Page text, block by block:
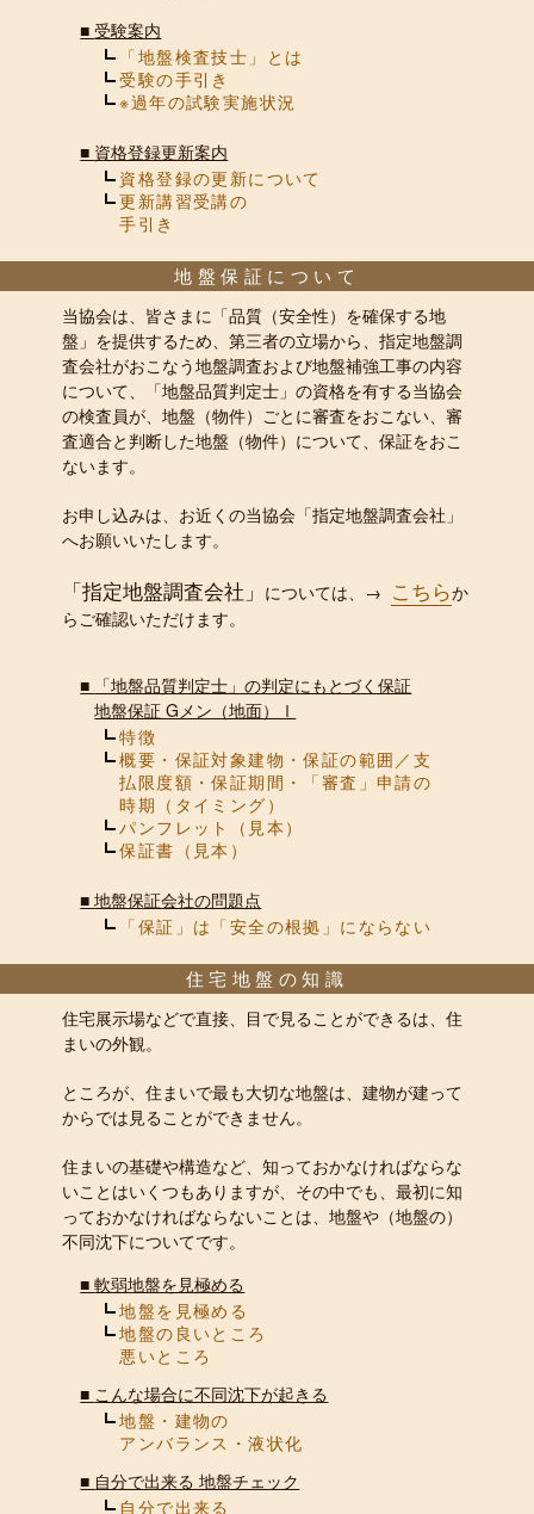
■受験案内
「地盤検査技士」とは
受験の手引き
※過年の試験実施状況
■ 資格登録更新案内
資格登録の更新について
更新講習受講の
手引き
地盤保証について
当協会は、皆さまに「品質（安全性）を確保する地
盤」を提供するため、第三者の立場から、指定地盤調
査会社がおこなう地盤調査および地盤補強工事の内容
について、「地盤品質判定士」の資格を有する当協会
の検査員が、地盤（物件）ごとに審査をおこない、審
査適合と判断した地盤（物件）について、保証をおこ
ないます。
お申し込みは、お近くの当協会「指定地盤調査会社」
へお願いいたします。
「指定地盤調査会社」 については、→ こちらか
らご確認いただけます。
■ 「地盤品質判定士」の判定にもとづく保証
地盤保証 Gメン（地面）Ⅰ
特徴
概要・保証対象建物・保証の範囲／支
払限度額・保証期間・「審査」申請の
時期（タイミング）
パンフレット（見本）
保証書（見本）
■地盤保証会社の問題点
「保証」は「安全の根拠」にならない
住宅地盤の知識
住宅展示場などで直接、目で見ることができるは、住
まいの外観。
ところが、住まいで最も大切な地盤は、建物が建って
からでは見ることができません。
住まいの基礎や構造など、知っておかなければならな
いことはいくつもありますが、その中でも、最初に知
っておかなければならないことは、地盤や（地盤の）
不同沈下についてです。
■軟弱地盤を見極める
地盤を見極める
地盤の良いところ
悪いところ
■ こんな場合に不同沈下が起きる
地盤・建物の
アンバランス・液状化
■ 自分で出来る 地盤チェック
自分で出来る